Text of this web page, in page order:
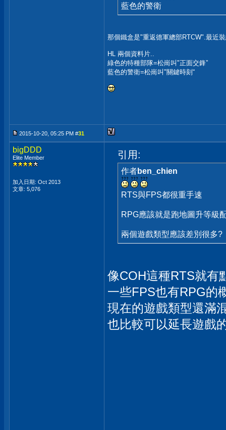
藍色的警衛
那個鐵盒是"重返德軍總部RTCW".最近
HL 兩個資料片..
綠色的特種部隊=松崗叫"正面交鋒”
藍色的警衛=松崗叫"關鍵時刻“
2015-10-20, 05:25 PM #31
bigDDD
Elite Member
加入日期: Oct 2013
文章: 5,076
引用:
作者ben_chien
RTS與FPS都很重手速
RPG應該就是跑地圖升等級
兩個遊戲類型應該差別很多?
像COH這種RTS就有
一些FPS也有RPG的
現在的遊戲類型還滿
也比較可以延長遊戲